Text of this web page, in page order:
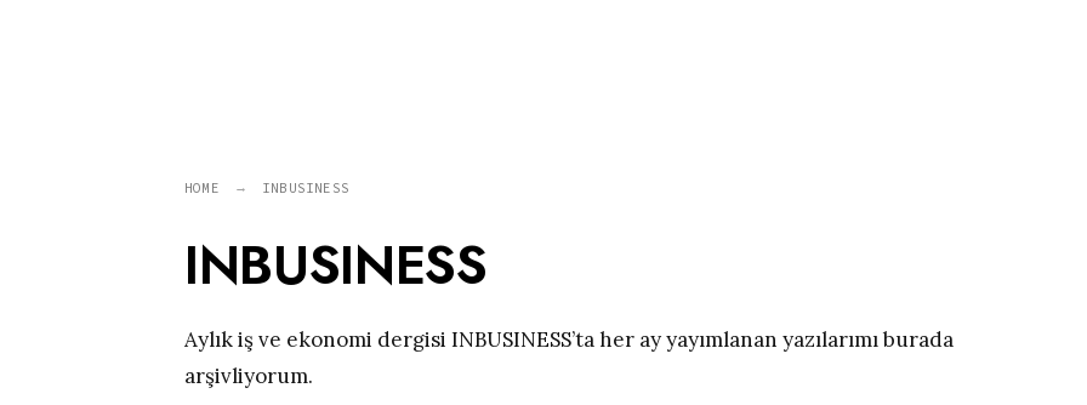
HOME INBUSINESS
INBUSINESS
Aylık iş ve ekonomi dergisi INBUSINESS’ta her ay yayımlanan yazılarımı burada
arşivliyorum.